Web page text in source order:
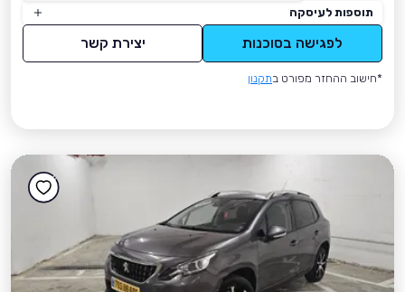
תוספות לעיסקה
לפגישה בסוכנות יצירת קשר
*חישוב ההחזר מפורט בתקנון